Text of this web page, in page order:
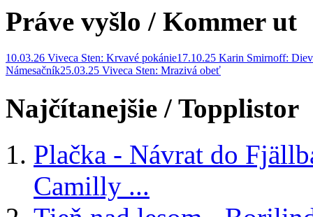
Práve vyšlo / Kommer ut
10.03.26 Viveca Sten: Krvavé pokánie17.10.25 Karin Smirnoff:
Námesačník25.03.25 Viveca Sten: Mrazivá obeť
Najčítanejšie / Topplistor
Plačka - Návrat do
Camilly ...